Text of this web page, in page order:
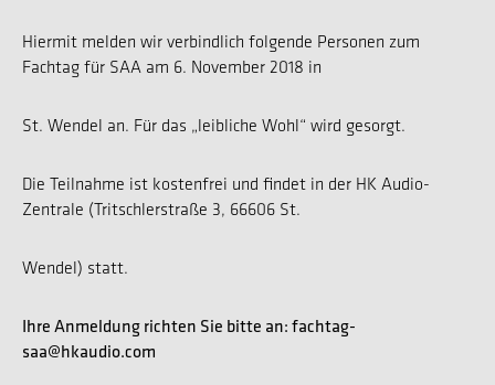
Hiermit melden wir verbindlich folgende Personen zum
Fachtag für SAA am 6. November 2018 in
St. Wendel an. Für das „leibliche Wohl“ wird gesorgt.
Die Teilnahme ist kostenfrei und findet in der HK Audio-
Zentrale (Tritschlerstraße 3, 66606 St.
Wendel) statt.
Ihre Anmeldung richten Sie bitte an: fachtag-
saa@hkaudio.com